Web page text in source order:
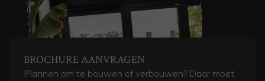
BROCHURE AANVRAGEN
Plannen om te bouwen of verbouwen? Daar moet